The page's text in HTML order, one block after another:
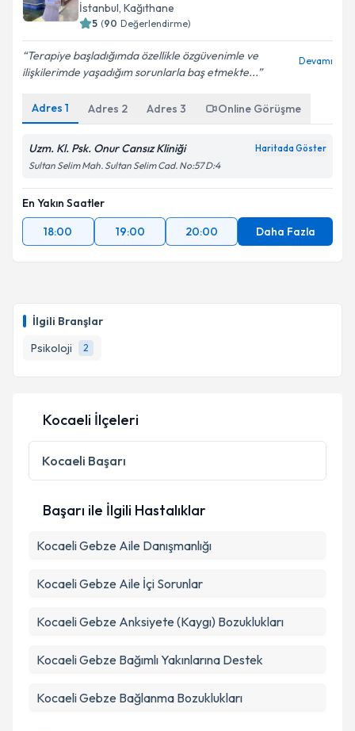
İlgili Branşlar
Psikoloji
2
İstanbul, Kağıthane
5 (90 Değerlendirme)
Terapiye başladığımda özellikle özgüvenimle ve
ilişkilerimde yaşadığım sorunlarla baş etmekte...
Devamı
Adres 1 Adres 2 Adres 3 Online Görüşme
Uzm. Kl. Psk. Onur Cansız Kliniği Haritada Göster
Sultan Selim Mah. Sultan Selim Cad. No:57 D:4
En Yakın Saatler
18:00
19:00 20:00 Daha Fazla
Kocaeli İlçeleri
Kocaeli Başarı
Başarı ile İlgili Hastalıklar
Kocaeli Gebze Aile Danışmanlığı
Kocaeli Gebze Aile İçi Sorunlar
Kocaeli Gebze Anksiyete (Kaygı) Bozuklukları
Kocaeli Gebze Bağımlı Yakınlarına Destek
Kocaeli Gebze Bağlanma Bozuklukları